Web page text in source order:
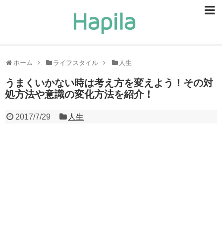
ホーム ライフスタイル 人生
うまくいかない時は考え方を変えよう！その対
処方法や意識の変化方法を紹介！
2017/7/29 人生
ヘルスケア
食事・食べ物